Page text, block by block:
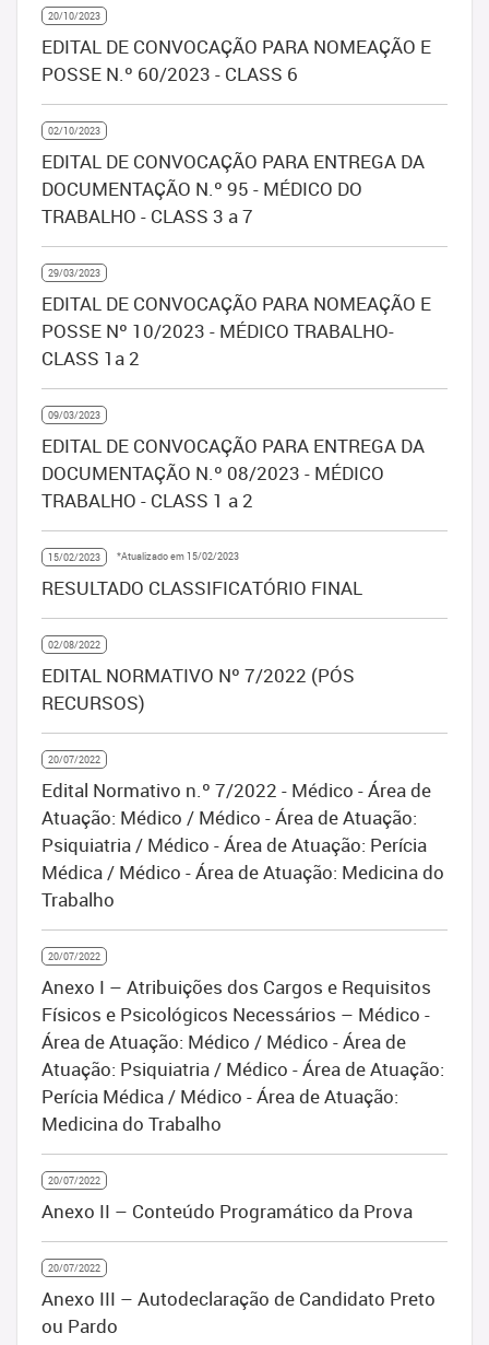
20/10/2023
EDITAL DE CONVOCAÇÃO PARA NOMEAÇÃO E
POSSE N.º 60/2023 - CLASS 6
02/10/2023
EDITAL DE CONVOCAÇÃO PARA ENTREGA DA
DOCUMENTAÇÃO N.º 95 - MÉDICO DO
TRABALHO - CLASS 3 a 7
29/03/2023
EDITAL DE CONVOCAÇÃO PARA NOMEAÇÃO E
POSSE Nº 10/2023 - MÉDICO TRABALHO-
CLASS 1a 2
09/03/2023
EDITAL DE CONVOCAÇÃO PARA ENTREGA DA
DOCUMENTAÇÃO N.º 08/2023 - MÉDICO
TRABALHO - CLASS 1 a 2
15/02/2023 *Atualizado em 15/02/2023
RESULTADO CLASSIFICATÓRIO FINAL
02/08/2022
EDITAL NORMATIVO Nº 7/2022 (PÓS
RECURSOS)
20/07/2022
Edital Normativo n.º 7/2022 - Médico - Área de
Atuação: Médico / Médico - Área de Atuação:
Psiquiatria / Médico - Área de Atuação: Perícia
Médica / Médico - Área de Atuação: Medicina do
Trabalho
20/07/2022
Anexo I – Atribuições dos Cargos e Requisitos
Físicos e Psicológicos Necessários – Médico -
Área de Atuação: Médico / Médico - Área de
Atuação: Psiquiatria / Médico - Área de Atuação:
Perícia Médica / Médico - Área de Atuação:
Medicina do Trabalho
20/07/2022
Anexo II – Conteúdo Programático da Prova
20/07/2022
Anexo III – Autodeclaração de Candidato Preto
ou Pardo